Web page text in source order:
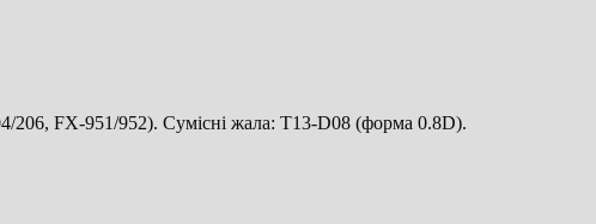
206, FX-951/952). Сумісні жала: T13-D08 (форма 0.8D).